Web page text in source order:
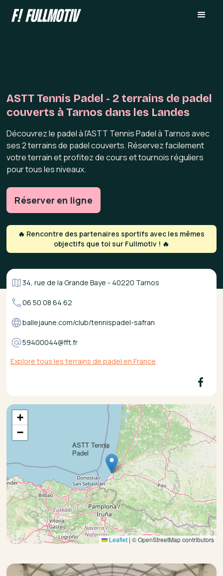
ASTT Tennis Padel - 2 terrains de padel
couverts à Tarnos dans les Landes
Découvrez le padel à l'ASTT Tennis Padel à Tarnos avec
ses 2 terrains de padel couverts. Réservez facilement
votre terrain et profitez de cours et tournois réguliers
pour tous les niveaux.
Réserver en ligne
🔥 Rencontre des partenaires sportifs avec les mêmes
objectifs que toi sur Fullmotiv ! 🔥
34, rue de la Grande Baye - 40220 Tarnos
06 50 08 64 62
ballejaune.com/club/tennispadel-safran
59400044@fft.fr
Explore tous les terrains de padel en France
ASTT Tennis
Padel
×
+
−
Leaflet | © OpenStreetMap contributors